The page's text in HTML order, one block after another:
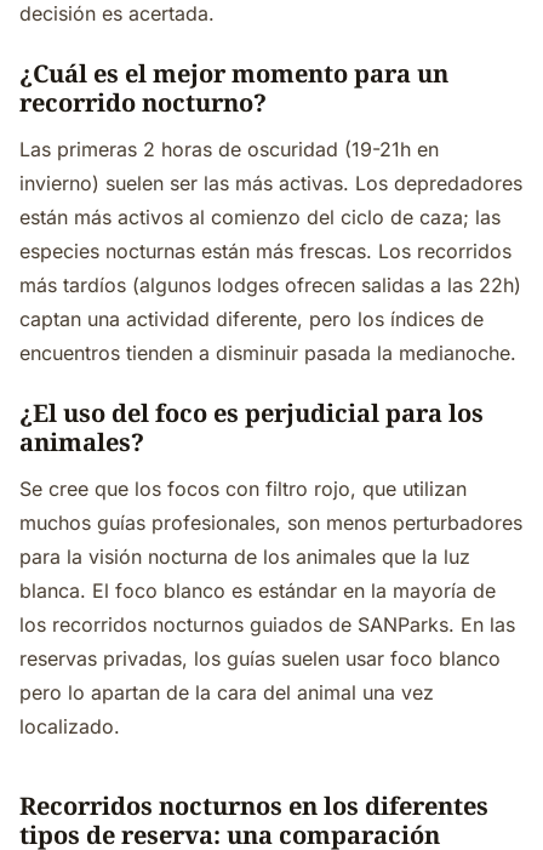
decisión es acertada.
¿Cuál es el mejor momento para un
recorrido nocturno?
Las primeras 2 horas de oscuridad (19-21h en
invierno) suelen ser las más activas. Los depredadores
están más activos al comienzo del ciclo de caza; las
especies nocturnas están más frescas. Los recorridos
más tardíos (algunos lodges ofrecen salidas a las 22h)
captan una actividad diferente, pero los índices de
encuentros tienden a disminuir pasada la medianoche.
¿El uso del foco es perjudicial para los
animales?
Se cree que los focos con filtro rojo, que utilizan
muchos guías profesionales, son menos perturbadores
para la visión nocturna de los animales que la luz
blanca. El foco blanco es estándar en la mayoría de
los recorridos nocturnos guiados de SANParks. En las
reservas privadas, los guías suelen usar foco blanco
pero lo apartan de la cara del animal una vez
localizado.
Recorridos nocturnos en los diferentes
tipos de reserva: una comparación